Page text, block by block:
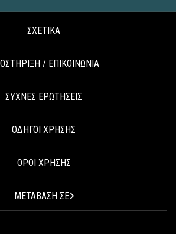
ΣΧΕΤΙΚΑ
/ ΕΠΙΚΟΙΝΩΝΙΑ
ΣΥΧΝΕΣ ΕΡΩΤΗΣΕΙΣ
ΟΔΗΓΟΙ ΧΡΗΣΗΣ
ΟΡΟΙ ΧΡΗΣΗΣ
ΜΕΤΑΒΑΣΗ ΣΕ